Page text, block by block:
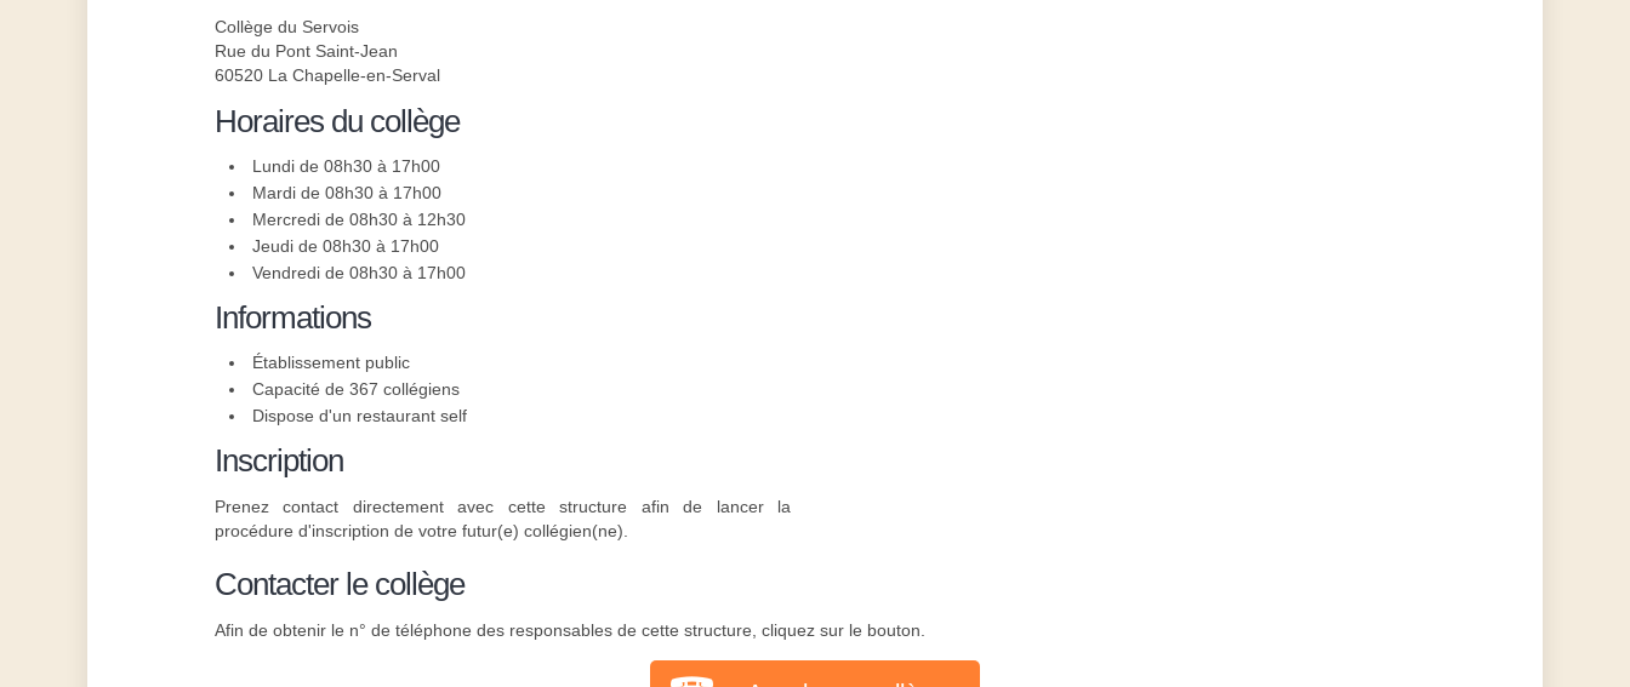
Collège du Servois
Rue du Pont Saint-Jean
60520 La Chapelle-en-Serval
Horaires du collège
Lundi de 08h30 à 17h00
Mardi de 08h30 à 17h00
Mercredi de 08h30 à 12h30
Jeudi de 08h30 à 17h00
Vendredi de 08h30 à 17h00
Informations
Établissement public
Capacité de 367 collégiens
Dispose d'un restaurant self
Inscription
Prenez contact directement avec cette structure afin de lancer la
procédure d'inscription de votre futur(e) collégien(ne).
Contacter le collège
Afin de obtenir le n° de téléphone des responsables de cette structure, cliquez sur le bouton.